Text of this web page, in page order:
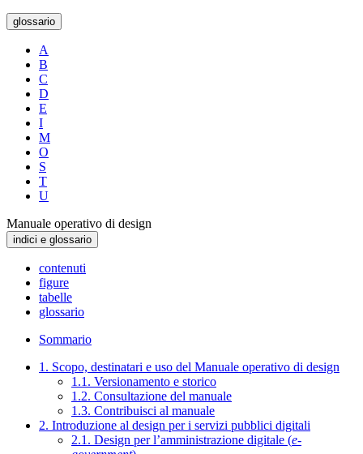
glossario
A
B
C
D
E
I
M
O
S
T
U
Manuale operativo di design
indici e glossario
contenuti
figure
tabelle
glossario
Sommario
1. Scopo, destinatari e uso del Manuale operativo di design
1.1. Versionamento e storico
1.2. Consultazione del manuale
1.3. Contribuisci al manuale
2. Introduzione al design per i servizi pubblici digitali
2.1. Design per l’amministrazione digitale (e-